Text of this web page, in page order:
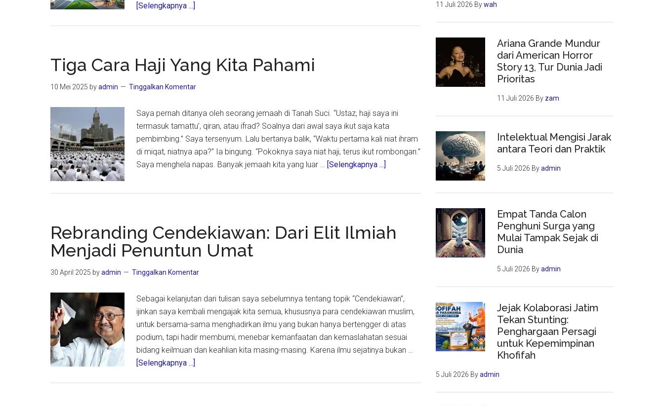
[Selengkapnya ...]
AI: Seperti
Apa
Mendatang
Tiga Cara Haji Yang Kita Pahami
10 Mei 2025 byadmin Tinggalkan Komentar
Saya pernah ditanya oleh seorang jemaah di Tanah Suci. “Ustaz, haji saya ini
termasuk tamattu’, qiran, atau ifrad? Soalnya dari awal saya ikut saja kata
pembimbing.” Saya tersenyum. Lalu bertanya balik, “Waktu pertama kali niat ihram
di miqat, niatnya apa?” Ia bingung. “Pokoknya saya niat haji, terus ikut rombongan.”
Saya menghela napas. Banyak jemaah kita yang luar … [Selengkapnya ...]
Kita
Pahami
Rebranding Cendekiawan: Dari Elit Ilmiah
Menjadi Penuntun Umat
30 April 2025 byadmin Tinggalkan Komentar
Sebagai kelanjutan dari tulisan saya sebelumnya tentang topik “Cendekiawan”,
ijinkan saya kembali mengajak kita semua, khususnya para cendekiawan muslim,
untuk bersama-sama menghadirkan ilmu yang bukan hanya bertengger di atas
podium, tapi hadir membumi, menebar kemanfaatan dan kemaslahatan sesuai
bidang keilmuan dan keahlian kita masing-masing. Karena ilmu sejatinya bukan …
[Selengkapnya ...]
11 Juli 2026 Bywah
Ariana Grande Mundur
dari American Horror
Story 13, Tur Dunia Jadi
Prioritas
11 Juli 2026 By zam
Intelektual Mengisi Jarak
antara Teori dan Praktik
5 Juli 2026 Byadmin
Empat Tanda Calon
Penghuni Surga yang
Mulai Tampak Sejak di
Dunia
5 Juli 2026 Byadmin
Jejak Kolaborasi Jatim
Tekan Stunting:
Penghargaan Persagi
untuk Kepemimpinan
Khofifah
5 Juli 2026 Byadmin